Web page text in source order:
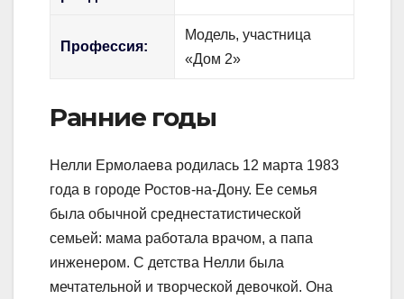
Профессия:
Модель, участница
«Дом 2»
Ранние годы
Нелли Ермолаева родилась 12 марта 1983
года в городе Ростов-на-Дону. Ее семья
была обычной среднестатистической
семьей: мама работала врачом, а папа
инженером. С детства Нелли была
мечтательной и творческой девочкой. Она